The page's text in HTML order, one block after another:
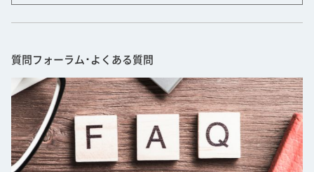
質問フォーラム･よくある質問